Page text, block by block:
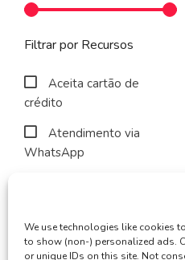
We use technologies like cookies
to show (non-) personalized ads.
or unique IDs on this site. Not
Filtrar por Recursos
Aceita cartão de
crédito
Atendimento via
WhatsApp
Brasil